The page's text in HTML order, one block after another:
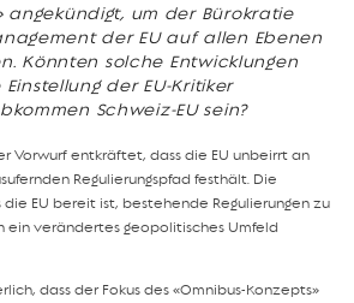
angekündigt, um der Bürokratie
der EU auf allen Ebenen
Könnten solche Entwicklungen
der EU-Kritiker
Schweiz-EU sein?
Vorwurf entkräftet, dass die EU unbeirrt an
Regulierungspfad festhält. Die
die EU bereit ist, bestehende Regulierungen zu
ein verändertes geopolitisches Umfeld
dass der Fokus des «Omnibus-Konzepts»